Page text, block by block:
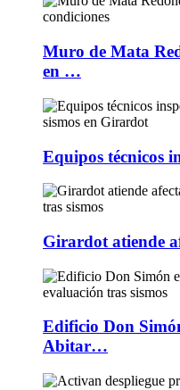
Muro de Mata
en …
Equipos técnicos
Girardot atiende
Edificio Don
Abitar…